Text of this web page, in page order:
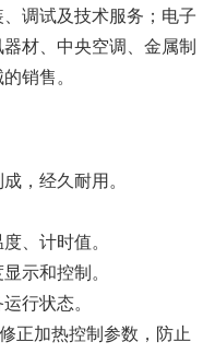
调试及技术服务；电子
材、中央空调、金属制
销售。
，经久耐用。
、计时值。
示和控制。
行状态。
正加热控制参数，防止